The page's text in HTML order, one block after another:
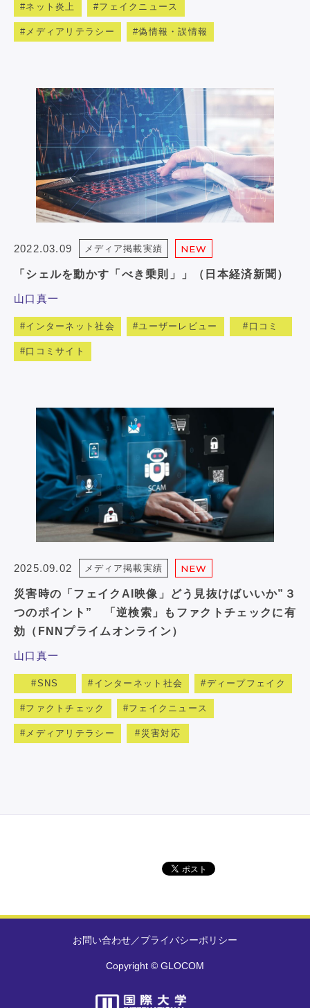
ネット炎上 フェイクニュース
メディアリテラシー 偽情報・誤情報
2022.03.09 メディア掲載実績 NEW
「シェルを動かす「べき乗則」」（日本経済新聞）
山口真一
インターネット社会 ユーザーレビュー 口コミ
口コミサイト
2025.09.02 メディア掲載実績 NEW
災害時の「フェイクAI映像」どう見抜けばいいか”３
つのポイント” 「逆検索」もファクトチェックに有
効（FNNプライムオンライン）
山口真一
SNS インターネット社会 ディープフェイク
ファクトチェック フェイクニュース
メディアリテラシー 災害対応
お問い合わせ／プライバシーポリシー
Copyright © GLOCOM